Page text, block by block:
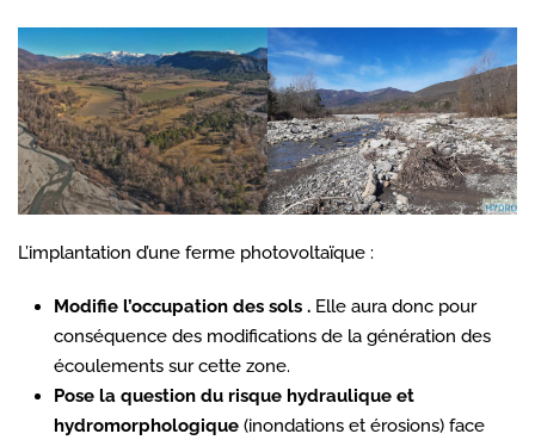
L’implantation d’une ferme photovoltaïque :
Modifie l’occupation des sols . Elle aura donc pour
conséquence des modifications de la génération des
écoulements sur cette zone.
Pose la question du risque hydraulique et
hydromorphologique (inondations et érosions) face